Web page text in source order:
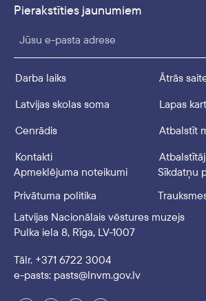
Pierakstīties jaunumiem
Darba laiks
Ātrās
Latvijas skolas soma
Lapas
Cenrādis
Atbalstīt
Kontakti
Apmeklējuma noteikumi
Sīkdatņu
Privātuma politika
Latvijas Nacionālais vēstures muzejs
Pulka iela 8, Rīga, LV-1007
Tālr. +371 6722 3004
e-pasts: pasts@lnvm.gov.lv